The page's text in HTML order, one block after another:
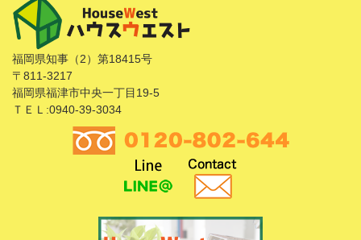
福岡県知事（2）第18415号
〒811-3217
福岡県福津市中央一丁目19-5
ＴＥＬ:0940-39-3034